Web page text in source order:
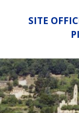
SITE